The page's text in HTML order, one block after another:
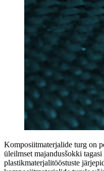
Komposiitmaterjalide turg on
üleilmset majandusšokki
plastikmaterjalitööstuste